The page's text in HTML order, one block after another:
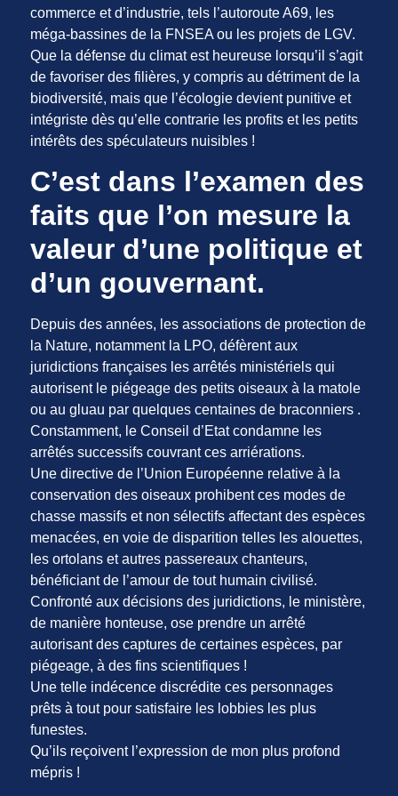
commerce et d’industrie, tels l’autoroute A69, les
méga-bassines de la FNSEA ou les projets de LGV.
Que la défense du climat est heureuse lorsqu’il s’agit
de favoriser des filières, y compris au détriment de la
biodiversité, mais que l’écologie devient punitive et
intégriste dès qu’elle contrarie les profits et les petits
intérêts des spéculateurs nuisibles !
C’est dans l’examen des
faits que l’on mesure la
valeur d’une politique et
d’un gouvernant.
Depuis des années, les associations de protection de
la Nature, notamment la LPO, défèrent aux
juridictions françaises les arrêtés ministériels qui
autorisent le piégeage des petits oiseaux à la matole
ou au gluau par quelques centaines de braconniers .
Constamment, le Conseil d’Etat condamne les
arrêtés successifs couvrant ces arriérations.
Une directive de l’Union Européenne relative à la
conservation des oiseaux prohibent ces modes de
chasse massifs et non sélectifs affectant des espèces
menacées, en voie de disparition telles les alouettes,
les ortolans et autres passereaux chanteurs,
bénéficiant de l’amour de tout humain civilisé.
Confronté aux décisions des juridictions, le ministère,
de manière honteuse, ose prendre un arrêté
autorisant des captures de certaines espèces, par
piégeage, à des fins scientifiques !
Une telle indécence discrédite ces personnages
prêts à tout pour satisfaire les lobbies les plus
funestes.
Qu’ils reçoivent l’expression de mon plus profond
mépris !